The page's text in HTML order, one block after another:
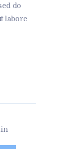
do
labore